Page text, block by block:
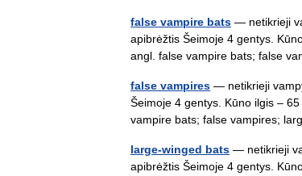
false vampire bats — netikrieji
apibrėžtis Šeimoje 4 gentys.
angl. false vampire bats; false
false vampires — netikrieji
Šeimoje 4 gentys. Kūno ilgis –
vampire bats; false vampires;
large-winged bats — netikrieji
apibrėžtis Šeimoje 4 gentys.